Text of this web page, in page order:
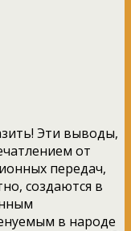
Эти выводы,
от
передач,
создаются в
в народе